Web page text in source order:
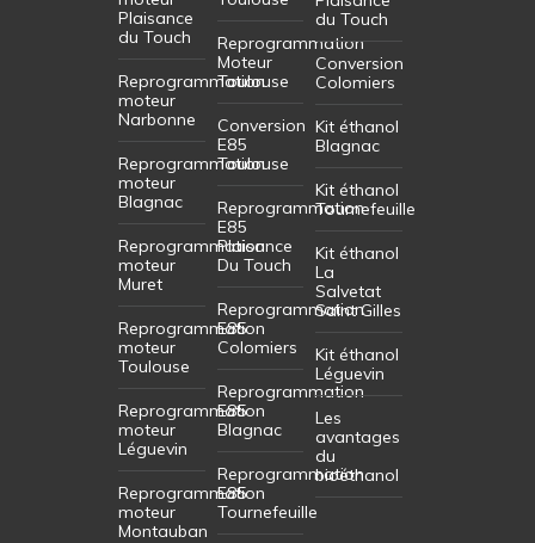
Plaisance
du Touch
Reprogrammation
moteur
Narbonne
Reprogrammation
moteur
Blagnac
Reprogrammation
moteur
Muret
Reprogrammation
moteur
Toulouse
Reprogrammation
moteur
Léguevin
Reprogrammation
moteur
Montauban
Reprogrammation
Moteur
Toulouse
Conversion
E85
Toulouse
Reprogrammation
E85
Plaisance
Du Touch
Reprogrammation
E85
Colomiers
Reprogrammation
E85
Blagnac
Reprogrammation
E85
Tournefeuille
du Touch
Conversion
Colomiers
Kit éthanol
Blagnac
Kit éthanol
Tournefeuille
Kit éthanol
La
Salvetat
Saint Gilles
Kit éthanol
Léguevin
Les
avantages
du
bioéthanol